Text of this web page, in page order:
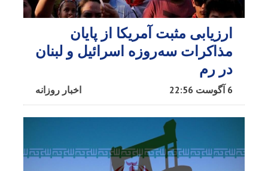
ارزیابی مثبت آمریکا از پایان
مذاکرات سه‌روزه اسرائیل و لبنان
در رم
اخبار روزانه 6 آگوست 22:56